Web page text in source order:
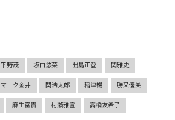
平野茂 坂口悠菜 出島正登 関雅史
マーク金井 関浩太郎 稲津暢 勝又優美
麻生富貴 村瀬雅宣 高橋友希子